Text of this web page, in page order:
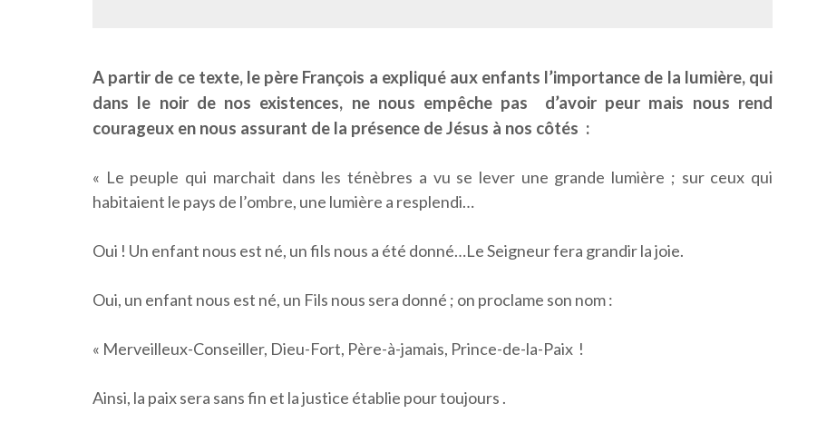
A partir de ce texte, le père François a expliqué aux enfants l’importance de la lumière, qui
dans le noir de nos existences, ne nous empêche pas d’avoir peur mais nous rend
courageux en nous assurant de la présence de Jésus à nos côtés :
« Le peuple qui marchait dans les ténèbres a vu se lever une grande lumière ; sur ceux qui
habitaient le pays de l’ombre, une lumière a resplendi…
Oui ! Un enfant nous est né, un fils nous a été donné…Le Seigneur fera grandir la joie.
Oui, un enfant nous est né, un Fils nous sera donné ; on proclame son nom :
« Merveilleux-Conseiller, Dieu-Fort, Père-à-jamais, Prince-de-la-Paix !
Ainsi, la paix sera sans fin et la justice établie pour toujours .